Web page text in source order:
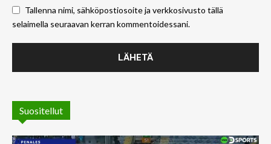
Tallenna nimi, sähköpostiosoite ja verkkosivusto tällä
selaimella seuraavan kerran kommentoidessani.
Suositellut